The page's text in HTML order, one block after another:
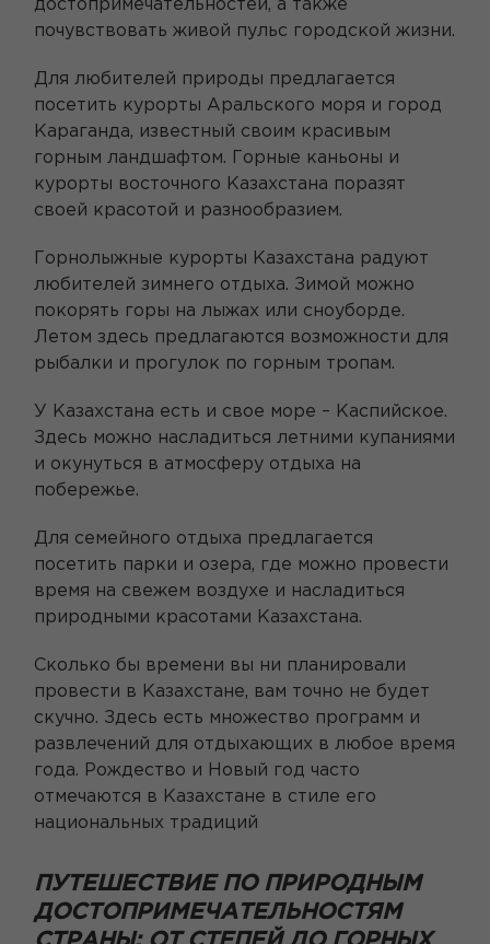
достопримечательностей, а также
почувствовать живой пульс городской жизни.
Для любителей природы предлагается
посетить курорты Аральского моря и город
Караганда, известный своим красивым
горным ландшафтом. Горные каньоны и
курорты восточного Казахстана поразят
своей красотой и разнообразием.
Горнолыжные курорты Казахстана радуют
любителей зимнего отдыха. Зимой можно
покорять горы на лыжах или сноуборде.
Летом здесь предлагаются возможности для
рыбалки и прогулок по горным тропам.
У Казахстана есть и свое море – Каспийское.
Здесь можно насладиться летними купаниями
и окунуться в атмосферу отдыха на
побережье.
Для семейного отдыха предлагается
посетить парки и озера, где можно провести
время на свежем воздухе и насладиться
природными красотами Казахстана.
Сколько бы времени вы ни планировали
провести в Казахстане, вам точно не будет
скучно. Здесь есть множество программ и
развлечений для отдыхающих в любое время
года. Рождество и Новый год часто
отмечаются в Казахстане в стиле его
национальных традиций
ПУТЕШЕСТВИЕ ПО ПРИРОДНЫМ
ДОСТОПРИМЕЧАТЕЛЬНОСТЯМ